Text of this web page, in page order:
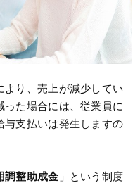
り、売上が減少してい
た場合には、従業員に
与支払いは発生しますの
調整助成金 」という制度